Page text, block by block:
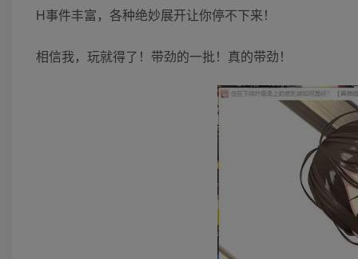
H事件丰富，各种绝妙展开让你停不下来！
相信我，玩就得了！带劲的一批！真的带劲！